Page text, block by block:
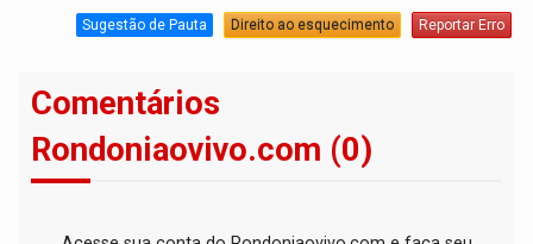
Sugestão de Pauta Direito ao esquecimento Reportar Erro
Comentários
Rondoniaovivo.com (0)